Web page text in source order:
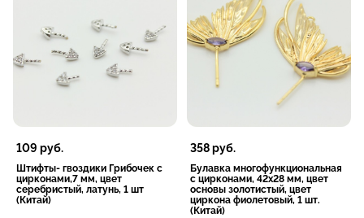
109 руб.
Штифты- гвоздики Грибочек с
цирконами,7 мм, цвет
серебристый, латунь, 1 шт
(Китай)
358руб.
Булавка многофункциональная
с цирконами, 42x28 мм, цвет
основы золотистый, цвет
циркона фиолетовый, 1 шт.
(Китай)